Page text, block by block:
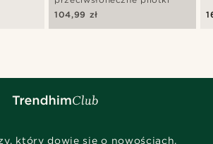
104,99 zł
który dowie się o nowościach,